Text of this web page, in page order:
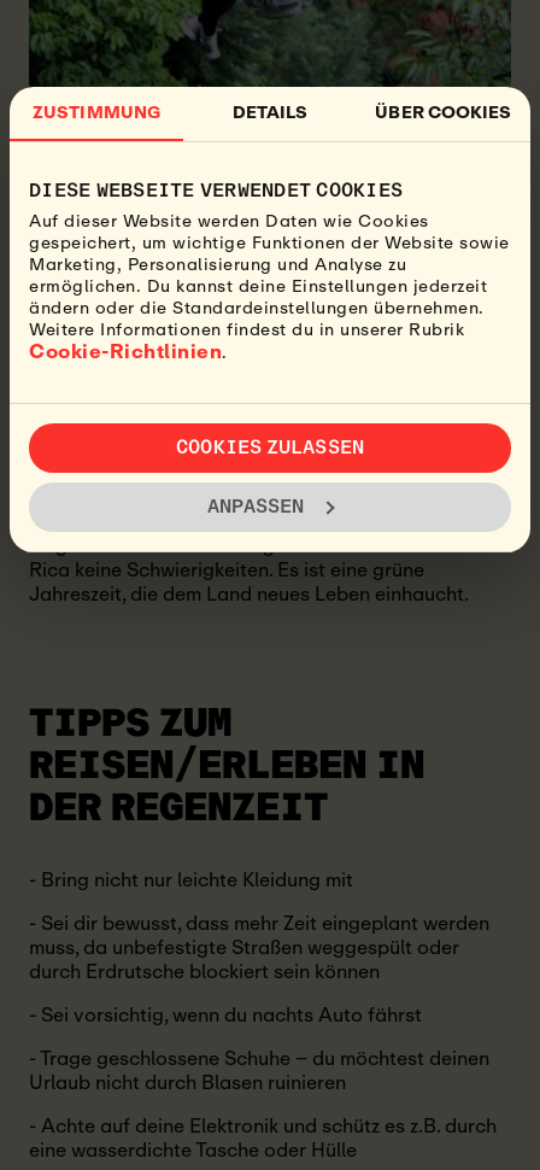
ZUSTIMMUNG DETAILS ÜBER COOKIES
DIESE WEBSEITE VERWENDET COOKIES
Auf dieser Website werden Daten wie Cookies
gespeichert, um wichtige Funktionen der Website sowie
Marketing, Personalisierung und Analyse zu
ermöglichen. Du kannst deine Einstellungen jederzeit
ändern oder die Standardeinstellungen übernehmen.
Weitere Informationen findest du in unserer Rubrik
Cookie-Richtlinien.
COOKIES ZULASSEN
ANPASSEN
Vielen Costa-Ricanern nach ist Regen eine
willkommene Form des Niederschlags, die das Land
üppiger und grüner macht. Der Zeitpunkt des Regens
kann jedoch unvorhersehbar sein.
Regenschauer sind typisch für Costa Rica. Allerdings
es können auch schwere Gewitter mit starkem Wind
auftreten, die Pflanzen und Tieren Schaden zufügen
Manche Leute denken, dass Regen Unglück bringt. Es
kann aber auch Spaß machen, nach draußen zu
gehen, dem Regen zu lauschen und zu sehen, wie
verschiedene Blumen anfangen zu blühen.
Insgesamt bereitet der Regen den Touristen in Costa
Rica keine Schwierigkeiten. Es ist eine grüne
Jahreszeit, die dem Land neues Leben einhaucht.
TIPPS ZUM
REISEN/ERLEBEN IN
DER REGENZEIT
- Bring nicht nur leichte Kleidung mit
- Sei dir bewusst, dass mehr Zeit eingeplant werden
muss, da unbefestigte Straßen weggespült oder
durch Erdrutsche blockiert sein können
- Sei vorsichtig, wenn du nachts Auto fährst
- Trage geschlossene Schuhe – du möchtest deinen
Urlaub nicht durch Blasen ruinieren
- Achte auf deine Elektronik und schütz es z.B. durch
eine wasserdichte Tasche oder Hülle